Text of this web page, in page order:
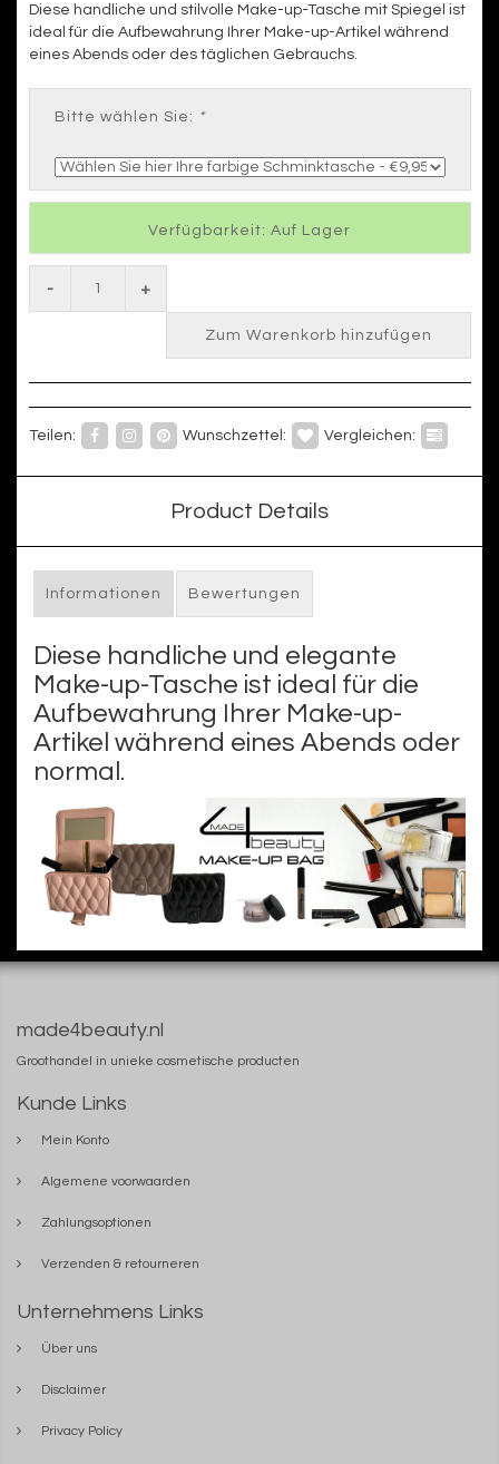
Diese handliche und stilvolle Make-up-Tasche mit Spiegel ist
ideal für die Aufbewahrung Ihrer Make-up-Artikel während
eines Abends oder des täglichen Gebrauchs.
Bitte wählen Sie: *
Verfügbarkeit: Auf Lager
- +
Zum Warenkorb hinzufügen
Teilen: Wunschzettel: Vergleichen:
Product Details
Informationen Bewertungen
Diese handliche und elegante
Make-up-Tasche ist ideal für die
Aufbewahrung Ihrer Make-up-
Artikel während eines Abends oder
normal.
made4beauty.nl
Groothandel in unieke cosmetische producten
Kunde Links
Mein Konto
Algemene voorwaarden
Zahlungsoptionen
Verzenden & retourneren
Unternehmens Links
Über uns
Disclaimer
Privacy Policy